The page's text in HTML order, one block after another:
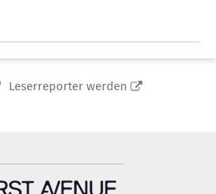
Leserreporter werden